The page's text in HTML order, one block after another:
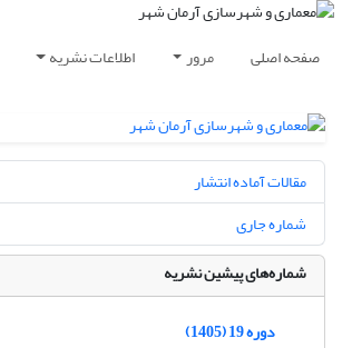
صفحه اصلی مرور اطلاعات نشریه
مقالات آماده انتشار
شماره جاری
شماره‌های پیشین نشریه
دوره 19 (1405)